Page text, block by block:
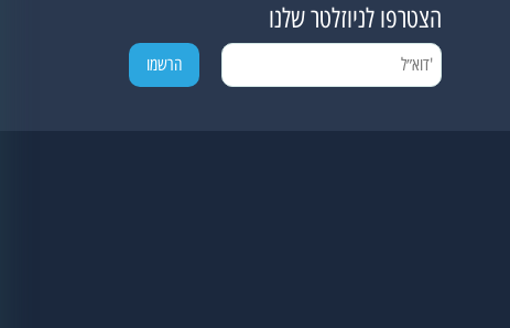
הצטרפו לניוזלטר שלנו